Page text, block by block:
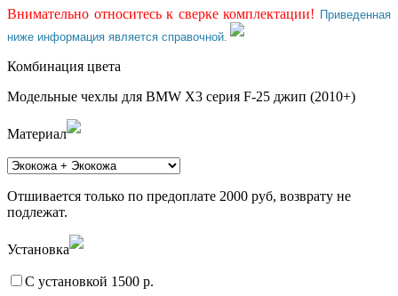
Внимательно относитесь к сверке комплектации! Приведенная
ниже информация является справочной.
Комбинация цвета
Модельные чехлы для BMW Х3 серия F-25 джип (2010+)
Материал
Отшивается только по предоплате 2000 руб, возврату не
подлежат.
Установка
С установкой 1500 р.